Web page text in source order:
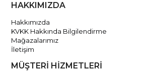
HAKKIMIZDA
Hakkımızda
KVKK Hakkında Bilgilendirme
Mağazalarımız
İletişim
MÜŞTERİ HİZMETLERİ